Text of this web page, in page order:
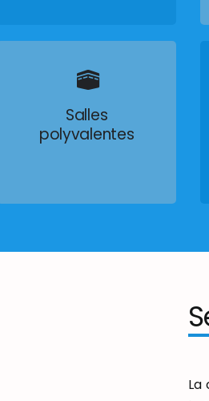
Salles
polyvalentes
La